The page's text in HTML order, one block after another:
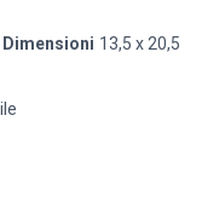
Dimensioni 13,5 x 20,5